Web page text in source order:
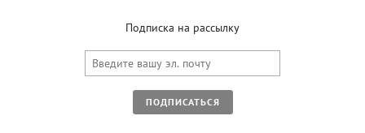
Подписка на рассылку
ПОДПИСАТЬСЯ